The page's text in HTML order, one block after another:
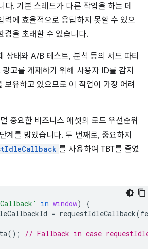
다. 기본 스레드가 다른 작업을 하는 데
력에 효율적으로 응답하지 못할 수 있으
경을 초래할 수 있습니다.
상태와 A/B 테스트, 분석 등의 서드 파티
고를 게재하기 위해 사용자 ID를 감지
보유하고 있으므로 이 작업이 가장 어려
중요한 비즈니스 애셋의 로드 우선순위
계를 밟았습니다. 두 번째로, 중요하지
를 사용하여 TBT를 줄였
in window)
{
= requestIdleCallback(
();
// Fallback in case